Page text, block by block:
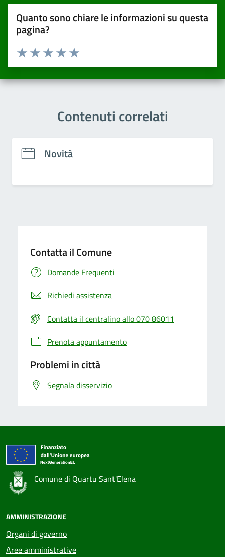
Quanto sono chiare le informazioni su questa
pagina?
Valuta da 1 a 5 stelle la pagina
Valuta 5 stelle su 5
Valuta 4 stelle su 5
Valuta 3 stelle su 5
Valuta 2 stelle su 5
Valuta una stella su 5
Contenuti correlati
Novità
Contatta il Comune
Domande Frequenti
Richiedi assistenza
Contatta il centralino allo 070 86011
Prenota appuntamento
Problemi in città
Segnala disservizio
Comune di Quartu Sant'Elena
AMMINISTRAZIONE
Organi di governo
Aree amministrative